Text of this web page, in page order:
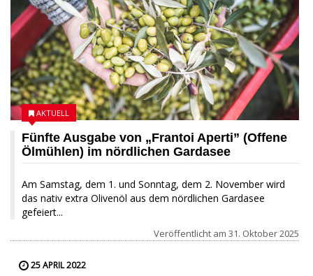
Fünfte Ausgabe von „Frantoi Aperti” (Offene
Ölmühlen) im nördlichen Gardasee
Am Samstag, dem 1. und Sonntag, dem 2. November wird
das nativ extra Olivenöl aus dem nördlichen Gardasee
gefeiert...
AKTUELL
Veröffentlicht am 31. Oktober 2025
25 APRIL 2022